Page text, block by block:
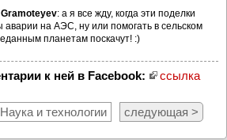
: а я все жду, когда эти поделки
аварии на АЭС, ну или помогать в сельском
планетам поскачут! :)
к ней в Facebook: ссылка
Наука и технологии следующая >